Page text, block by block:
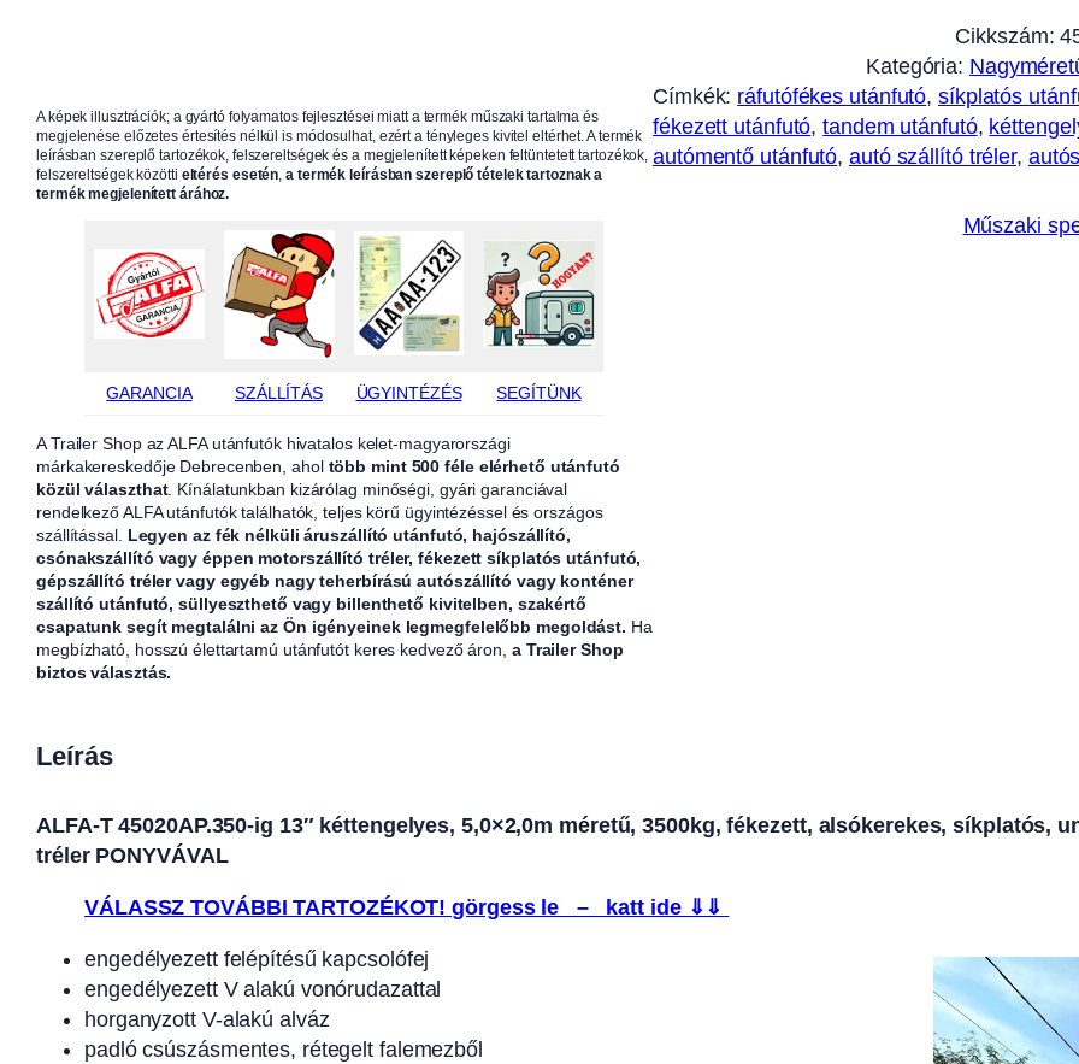
A képek illusztrációk; a gyártó folyamatos fejlesztései miatt a termék műszaki tartalma és
megjelenése előzetes értesítés nélkül is módosulhat, ezért a tényleges kivitel eltérhet. A termék
leírásban szereplő tartozékok, felszereltségek és a megjelenített képeken feltüntetett tartozékok,
felszereltségek közötti eltérés esetén,a termék leírásban szereplő tételek tartoznak a
termék megjelenített árához.
GARANCIA SZÁLLÍTÁS ÜGYINTÉZÉS SEGÍTÜNK
A Trailer Shop az ALFA utánfutók hivatalos kelet-magyarországi
márkakereskedője Debrecenben, ahol több mint 500 féle elérhető utánfutó
közül választhat. Kínálatunkban kizárólag minőségi, gyári garanciával
rendelkező ALFA utánfutók találhatók, teljes körű ügyintézéssel és országos
szállítással. Legyen az fék nélküli áruszállító utánfutó, hajószállító,
csónakszállító vagy éppen motorszállító tréler, fékezett síkplatós utánfutó,
gépszállító tréler vagy egyéb nagy teherbírású autószállító vagy konténer
szállító utánfutó, süllyeszthető vagy billenthető kivitelben, szakértő
csapatunk segít megtalálni az Ön igényeinek legmegfelelőbb megoldást. Ha
megbízható, hosszú élettartamú utánfutót keres kedvező áron, a Trailer Shop
biztos választás.
Cikkszám:
Kategória:
Címkék: ráfutófékes utánfutó, síkplatós
fékezett utánfutó, tandem utánfutó,
autómentő utánfutó, autó szállító tréler,
Műszaki
Leírás
ALFA-T 45020AP.350-ig 13″ kéttengelyes, 5,0×2,0m méretű, 3500kg, fékezett, alsókerekes,
tréler PONYVÁVAL
VÁLASSZ TOVÁBBI TARTOZÉKOT! görgess le – katt ide ⇓⇓
engedélyezett felépítésű kapcsolófej
engedélyezett V alakú vonórudazattal
horganyzott V-alakú alváz
padló csúszásmentes, rétegelt falemezből